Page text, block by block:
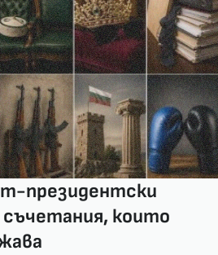
президентски
съчетания, които